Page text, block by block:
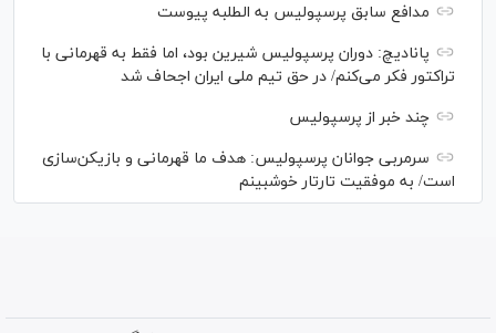
مدافع سابق پرسپولیس به الطلبه پیوست
پانادیچ: دوران پرسپولیس شیرین بود، اما فقط به قهرمانی با
تراکتور فکر می‌کنم/ در حق تیم ملی ایران اجحاف شد
چند خبر از پرسپولیس
سرمربی جوانان پرسپولیس: هدف ما قهرمانی و بازیکن‌سازی
است/ به موفقیت تارتار خوشبینم